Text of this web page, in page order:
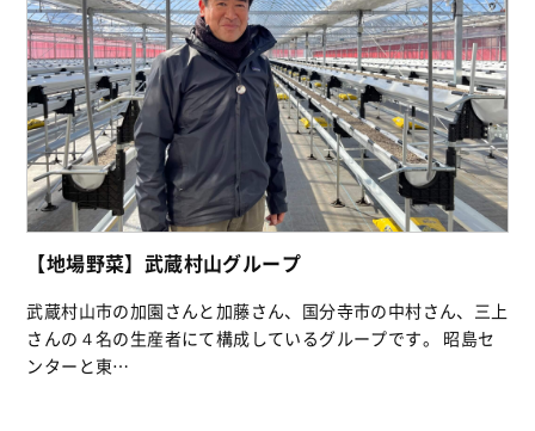
【地場野菜】武蔵村山グループ
武蔵村山市の加園さんと加藤さん、国分寺市の中村さん、三上
さんの４名の生産者にて構成しているグループです。 昭島セ
ンターと東…